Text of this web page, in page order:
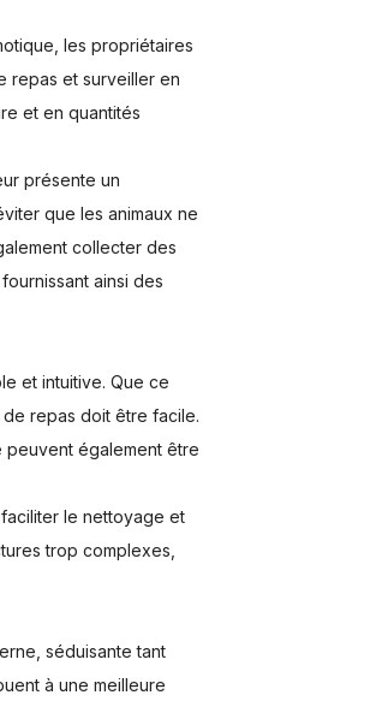
les propriétaires
repas et surveiller en
et en quantités
présente un
que les animaux ne
collecter des
ainsi des
et intuitive. Que ce
repas doit être facile.
peuvent également être
le nettoyage et
trop complexes,
séduisante tant
à une meilleure